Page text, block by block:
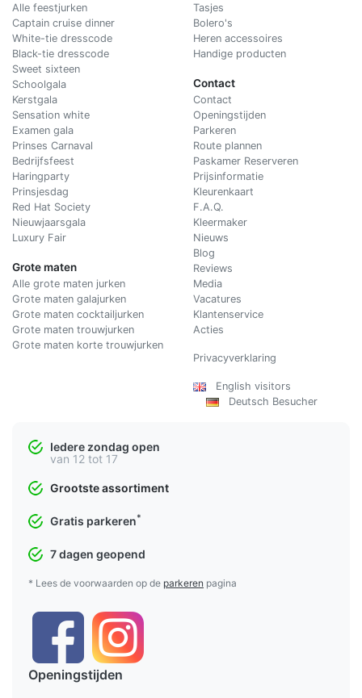
Alle feestjurken
Captain cruise dinner
White-tie dresscode
Black-tie dresscode
Sweet sixteen
Schoolgala
Kerstgala
Sensation white
Examen gala
Prinses Carnaval
Bedrijfsfeest
Haringparty
Prinsjesdag
Red Hat Society
Nieuwjaarsgala
Luxury Fair
Grote maten
Alle grote maten jurken
Grote maten galajurken
Grote maten cocktailjurken
Grote maten trouwjurken
Grote maten korte trouwjurken
Tasjes
Bolero's
Heren accessoires
Handige producten
Contact
Contact
Openingstijden
Parkeren
Route plannen
Paskamer Reserveren
Prijsinformatie
Kleurenkaart
F.A.Q.
Kleermaker
Nieuws
Blog
Reviews
Media
Vacatures
Klantenservice
Acties
Privacyverklaring
English visitors
Deutsch Besucher
Iedere zondag open
van 12 tot 17
Grootste assortiment
Gratis parkeren*
7 dagen geopend
* Lees de voorwaarden op de parkeren pagina
Openingstijden